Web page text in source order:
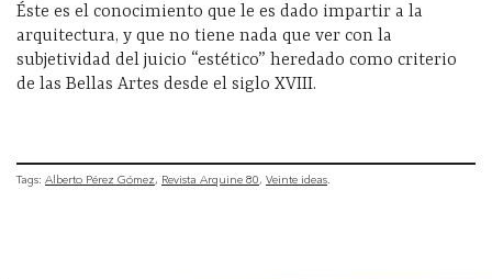
Éste es el conocimiento que le es dado impartir a la
arquitectura, y que no tiene nada que ver con la
subjetividad del juicio “estético” heredado como criterio
de las Bellas Artes desde el siglo XVIII.
Tags: Alberto Pérez Gómez Revista Arquine 80 Veinte ideas